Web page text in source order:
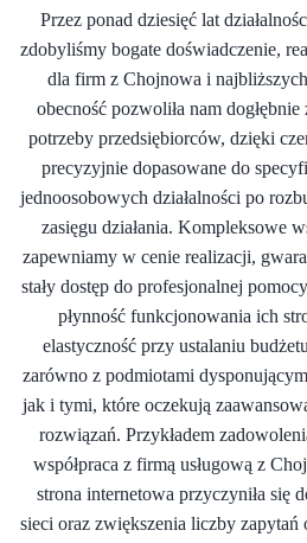
Przez ponad dziesięć lat
zdobyliśmy bogate doświadczenie,
dla firm z Chojnowa i
obecność pozwoliła nam
potrzeby przedsiębiorców, dzięki
precyzyjnie dopasowane do
jednoosobowych działalności po
zasięgu działania. Kompleksowe
zapewniamy w cenie realizacji,
stały dostęp do profesjonalnej
płynność funkcjonowania ich
elastyczność przy ustalaniu
zarówno z podmiotami
jak i tymi, które oczekują
rozwiązań. Przykładem
współpraca z firmą usługową z
strona internetowa przyczyniła się
sieci oraz zwiększenia liczby